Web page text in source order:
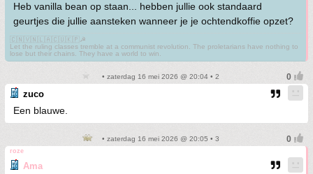
Heb vanilla bean op staan... hebben jullie ook standaard
geurtjes die jullie aansteken wanneer je je ochtendkoffie opzet?
🇨🇳🇻🇳🇱🇦🇨🇺🇰🇵☭
Let the ruling classes tremble at a communist revolution. The proletarians have nothing to
lose but their chains. They have a world to win.
• zaterdag 16 mei 2026 @ 20:04 • 2
zuco
Een blauwe.
• zaterdag 16 mei 2026 @ 20:05 • 3
roze
Ama